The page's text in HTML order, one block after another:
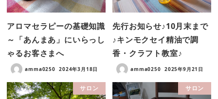
アロマセラピーの基礎知識
～「あんまあ」にいらっし
ゃるお客さまへ
amma0250 2024年3月18日
先行お知らせ♪10月末まで
♪キンモクセイ精油で調
香・クラフト教室♪
amma0250 2025年9月21日
サロン サロン